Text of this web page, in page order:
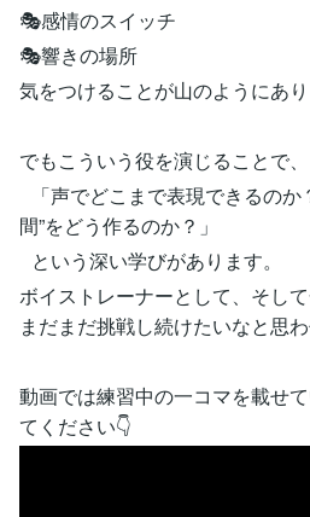
🎭感情のスイッチ
🎭響きの場所
気をつけることが山のようにあ
でもこういう役を演じることで、
「声でどこまで表現できるの
間”をどう作るのか？」
という深い学びがあります。
ボイストレーナーとして、そし
まだまだ挑戦し続けたいなと思
動画では練習中の一コマを載せ
てください👇